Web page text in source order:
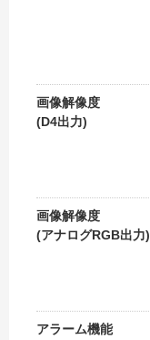
画像解像度
(D4出力)
画像解像度
(アナログRGB出力)
アラーム機能